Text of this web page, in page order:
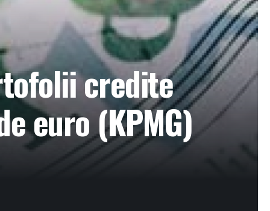
credite
euro (KPMG)